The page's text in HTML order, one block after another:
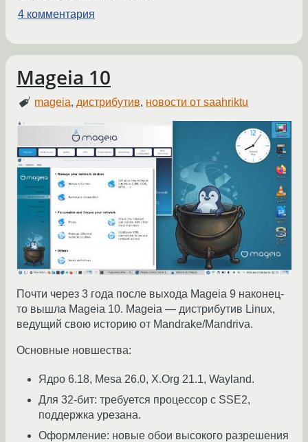
4 комментария
Mageia 10
mageia, дистрибутив, новости от saahriktu
Почти через 3 года после выхода Mageia 9 наконец-
то вышла Mageia 10. Mageia — дистрибутив Linux,
ведущий свою историю от Mandrake/Mandriva.
Основные новшества:
Ядро 6.18, Mesa 26.0, X.Org 21.1, Wayland.
Для 32-бит: требуется процессор с SSE2,
поддержка урезана.
Оформление: новые обои высокого разрешения